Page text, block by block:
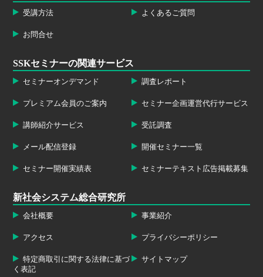
受講方法 よくあるご質問
お問合せ
SSKセミナーの関連サービス
セミナーオンデマンド 調査レポート
プレミアム会員のご案内 セミナー企画運営代行サービス
講師紹介サービス 受託調査
メール配信登録 開催セミナー一覧
セミナー開催実績表 セミナーテキスト広告掲載募集
新社会システム総合研究所
会社概要 事業紹介
アクセス プライバシーポリシー
特定商取引に関する法律に基づ
く表記
サイトマップ